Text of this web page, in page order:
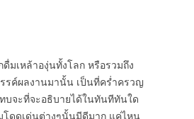
มเหล้าองุ่นทั้งโลก หรือรวมถึง
รรค์ผลงานมานั้น เป็นที่คร่ำครวญ
บจะที่จะอธิบายได้ในทันทีทันใด
โดดเด่นต่างๆนั้นมีดีมาก แค่ไหน